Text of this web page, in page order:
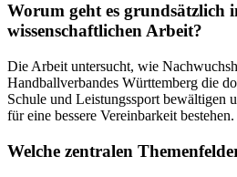
Worum geht es grundsätzlich
wissenschaftlichen Arbeit?
Die Arbeit untersucht, wie
Handballverbandes Württemberg die
Schule und Leistungssport bewältigen
für eine bessere Vereinbarkeit bestehen.
Welche zentralen